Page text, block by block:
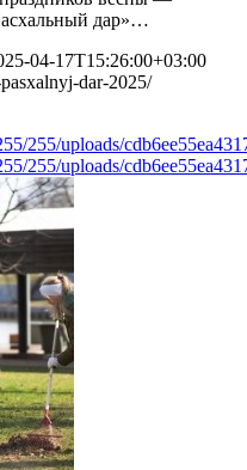
дар»…
04-17T15:26:00+03:00
dar-2025/
255/uploads/
255/uploads/